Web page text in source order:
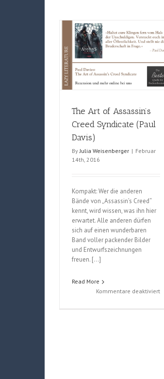
The Art of Assassin’s
Creed Syndicate (Paul
Davis)
ByJulia Weisenberger | Februar
14th, 2016
Kompakt: Wer die anderen
Bände von „Assassin’s Creed“
kennt, wird wissen, was ihn hier
erwartet. Alle anderen dürfen
sich auf einen wunderbaren
Band voller packender Bilder
und Entwurfszeichnungen
freuen. […]
Read More
Kommentare deaktiviertfür